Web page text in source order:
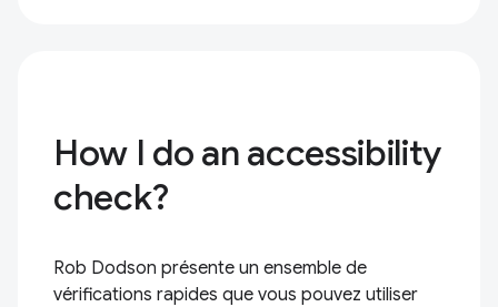
How I do an accessibility
check?
Rob Dodson présente un ensemble de
vérifications rapides que vous pouvez utiliser